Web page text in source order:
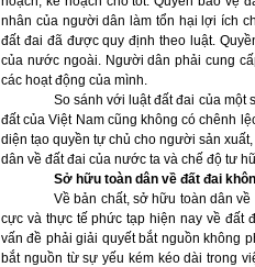
nhân của người dân làm tổn hại lợi ích
đất đai đã được quy định theo luật.
của nước ngoài. Người dân phải cung
các hoạt động của mình.
So sánh với luật đất đai của một
đất của Việt Nam cũng không có chênh
diện tạo quyền tự chủ cho người sản
dân về đất đai của nước ta và chế độ tư
Sở hữu toàn dân về đất đai
Về bản chất, sở hữu toàn dân
cực và thực tế phức tạp hiện nay về đất
vấn đề phải giải quyết bắt nguồn không
bắt nguồn từ sự yếu kém kéo dài trong